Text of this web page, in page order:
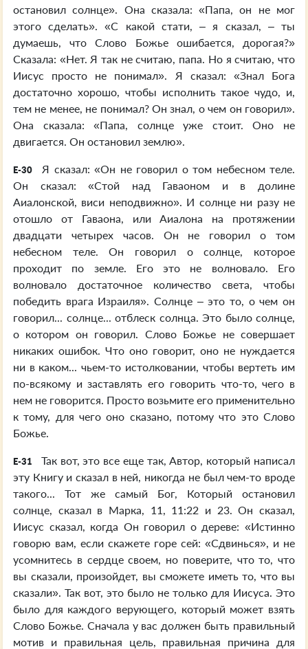
остановил солнце». Она сказала: «Папа, он не мог
этого сделать». «С какой стати, – я сказал, – ты
думаешь, что Слово Божье ошибается, дорогая?»
Сказала: «Нет. Я так не считаю, папа. Но я считаю, что
Иисус просто не понимал». Я сказал: «Знал Бога
достаточно хорошо, чтобы исполнить такое чудо, и,
тем не менее, не понимал? Он знал, о чем он говорил».
Она сказала: «Папа, солнце уже стоит. Оно не
двигается. Он остановил землю».
E-30
Я сказал: «Он не говорил о том небесном теле.
Он сказал: «Стой над Гаваоном и в долине
Аиалонской, виси неподвижно». И солнце ни разу не
отошло от Гаваона, или Аиалона на протяжении
двадцати четырех часов. Он не говорил о том
небесном теле. Он говорил о солнце, которое
проходит по земле. Его это не волновало. Его
волновало достаточное количество света, чтобы
победить врага Израиля». Солнце – это то, о чем он
говорил... солнце... отблеск солнца. Это было солнце,
о котором он говорил. Слово Божье не совершает
никаких ошибок. Что оно говорит, оно не нуждается
ни в каком... чьем-то истолковании, чтобы вертеть им
по-всякому и заставлять его говорить что-то, чего в
нем не говорится. Просто возьмите его применительно
к тому, для чего оно сказано, потому что это Слово
Божье.
E-31
Так вот, это все еще так, Автор, который написал
эту Книгу и сказал в ней, никогда не был чем-то вроде
такого... Тот же самый Бог, Который остановил
солнце, сказал в Марка, 11, 11:22 и 23. Он сказал,
Иисус сказал, когда Он говорил о дереве: «Истинно
говорю вам, если скажете горе сей: «Сдвинься», и не
усомнитесь в сердце своем, но поверите, что то, что
вы сказали, произойдет, вы сможете иметь то, что вы
сказали». Так вот, это было не только для Иисуса. Это
было для каждого верующего, который может взять
Слово Божье. Сначала у вас должен быть правильный
мотив и правильная цель, правильная причина для